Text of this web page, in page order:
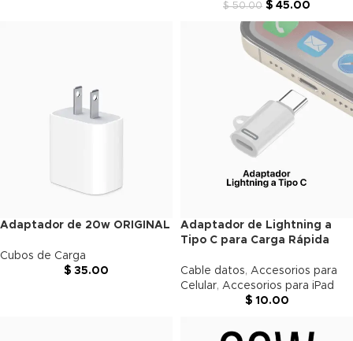
$50.00 $ 45.00
Adaptador de 20w ORIGINAL
Cubos de Carga
$ 35.00
Adaptador de Lightning a
Tipo C para Carga Rápida
Cable datos, Accesorios para
Celular, Accesorios para iPad
$10.00